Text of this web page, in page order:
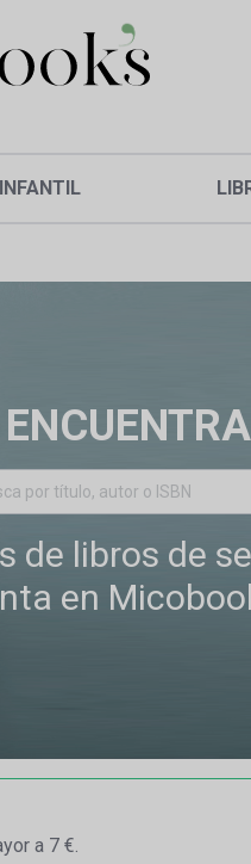
de libros de
en
a 7 €.